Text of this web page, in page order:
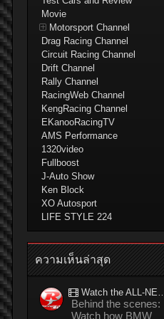
Movie
Motorsport Channel
Drag Racing Channel
Circuit Racing Channel
Drift Channel
Rally Channel
RacingWeb Channel
KengRacing Channel
EKanooRacingTV
AMS Performance
1320video
Fullboost
J-Auto Show
Ken Block
XO Autosport
LIFE STYLE 224
ความเห็นล่าสุด
Watch the ALL-NEW BMW M5 refuel mid-drift to take TWO GUINNESS WORLD RECORDS™ titles
Behind the scenes:
Watch how BMW